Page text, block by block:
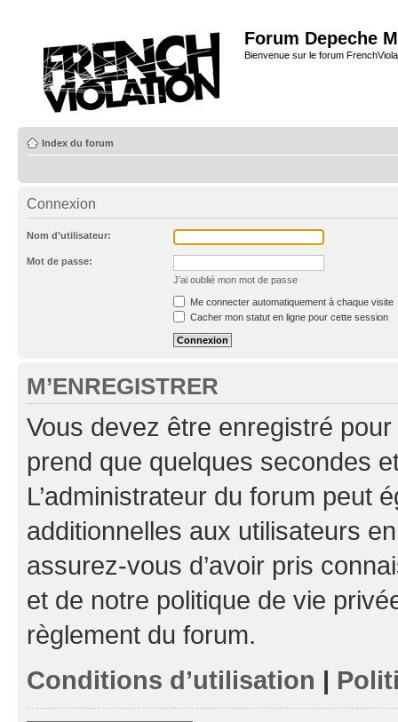
Forum Depeche
Bienvenue sur le forum
Index du forum
Connexion
Nom d’utilisateur:
Mot de passe:
J’ai oublié mon mot de passe
Me connecter automatiquement à chaque visite
Cacher mon statut en ligne pour cette session
M’ENREGISTRER
Vous devez être enregistré
prend que quelques secondes
L’administrateur du forum peut
additionnelles aux utilisateurs
assurez-vous d’avoir pris
et de notre politique de vie
règlement du forum.
Conditions d’utilisation |